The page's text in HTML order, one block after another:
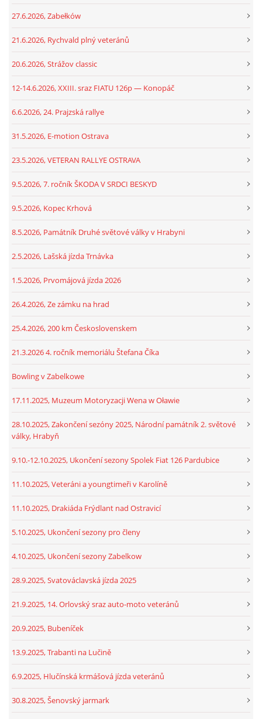
27.6.2026, Zabełków
21.6.2026, Rychvald plný veteránů
20.6.2026, Strážov classic
12-14.6.2026, XXIII. sraz FIATU 126p — Konopáč
6.6.2026, 24. Prajzská rallye
31.5.2026, E-motion Ostrava
23.5.2026, VETERAN RALLYE OSTRAVA
9.5.2026, 7. ročník ŠKODA V SRDCI BESKYD
9.5.2026, Kopec Krhová
8.5.2026, Památník Druhé světové války v Hrabyni
2.5.2026, Lašská jízda Trnávka
1.5.2026, Prvomájová jízda 2026
26.4.2026, Ze zámku na hrad
25.4.2026, 200 km Československem
21.3.2026 4. ročník memoriálu Štefana Číka
Bowling v Zabelkowe
17.11.2025, Muzeum Motoryzacji Wena w Oławie
28.10.2025, Zakončení sezóny 2025, Národní památník 2. světové
války, Hrabyň
9.10.-12.10.2025, Ukončení sezony Spolek Fiat 126 Pardubice
11.10.2025, Veteráni a youngtimeři v Karolíně
11.10.2025, Drakiáda Frýdlant nad Ostravicí
5.10.2025, Ukončení sezony pro členy
4.10.2025, Ukončení sezony Zabelkow
28.9.2025, Svatováclavská jízda 2025
21.9.2025, 14. Orlovský sraz auto-moto veteránů
20.9.2025, Bubeníček
13.9.2025, Trabanti na Lučině
6.9.2025, Hlučínská krmášová jízda veteránů
30.8.2025, Šenovský jarmark